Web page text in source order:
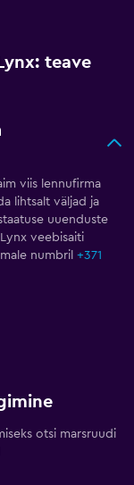
teave
viis lennufirma
lihtsalt väljad ja
uuenduste
veebisaiti
numbril +371
otsi marsruudi